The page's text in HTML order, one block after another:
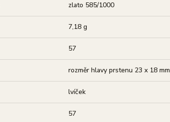
zlato 585/1000
7,18 g
57
rozměr hlavy prstenu 23 x 18 mm
lvíček
57